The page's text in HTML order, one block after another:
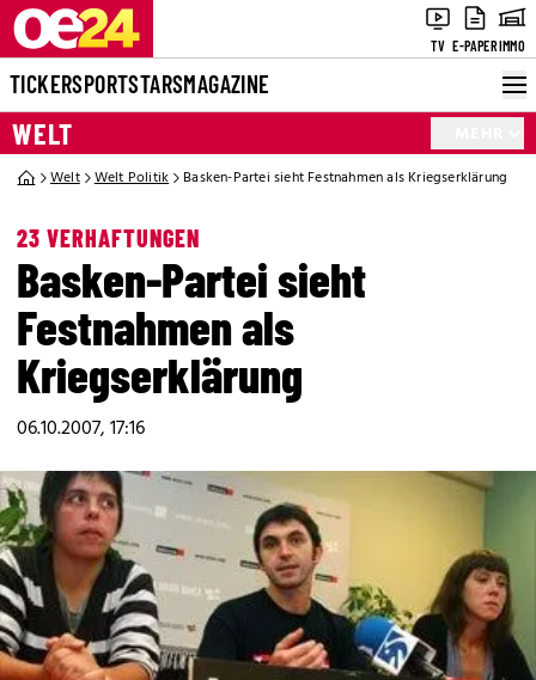
TV E-PAPERIMMO
TICKERSPORTSTARSMAGAZINE
WELT
Welt Welt Politik Basken-Partei sieht Festnahmen als Kriegserklärung
23 VERHAFTUNGEN
Basken-Partei sieht
Festnahmen als
Kriegserklärung
06.10.2007, 17:16